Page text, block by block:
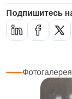
Подпишитесь
Фотогалерея